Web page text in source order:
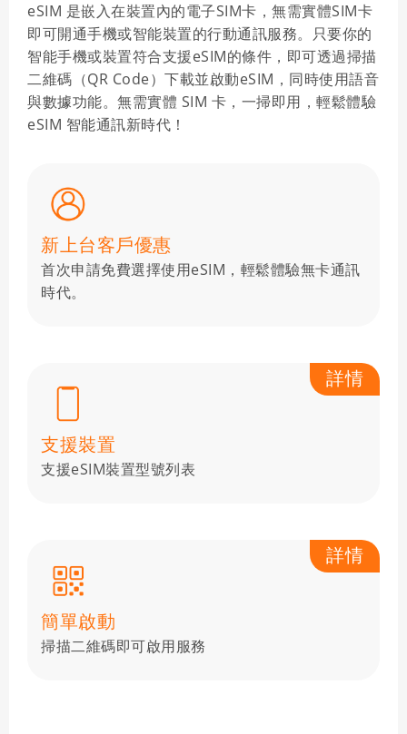
eSIM 是嵌入在裝置內的電子SIM卡，無需實體SIM卡
即可開通手機或智能裝置的行動通訊服務。只要你的
智能手機或裝置符合支援eSIM的條件，即可透過掃描
二維碼（QR Code）下載並啟動eSIM，同時使用語音
與數據功能。無需實體 SIM 卡，一掃即用，輕鬆體驗
eSIM 智能通訊新時代！
新上台客戶優惠
首次申請免費選擇使用eSIM，輕鬆體驗無卡通訊
時代。
詳情
支援裝置
支援eSIM裝置型號列表
詳情
簡單啟動
掃描二維碼即可啟用服務